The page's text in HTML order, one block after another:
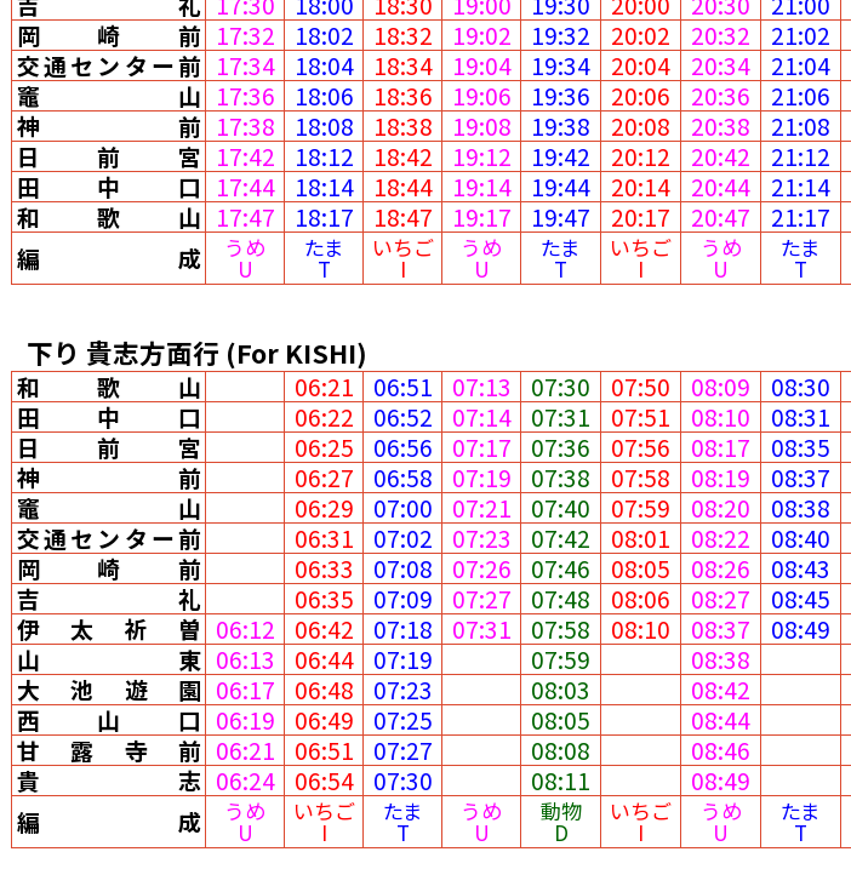
岡崎前 17:32 18:02 18:32 19:02 19:32 20:02 20:32 21:02
交通センター前 17:34 18:04 18:34 19:04 19:34 20:04 20:34 21:04
竈山 17:36 18:06 18:36 19:06 19:36 20:06 20:36 21:06
神前 17:38 18:08 18:38 19:08 19:38 20:08 20:38 21:08
日前宮 17:42 18:12 18:42 19:12 19:42 20:12 20:42 21:12
田中口 17:44 18:14 18:44 19:14 19:44 20:14 20:44 21:14
和歌山 17:47 18:17 18:47 19:17 19:47 20:17 20:47 21:17
編成
うめ
U
たま
T
いちご
I
うめ
U
たま
T
いちご
I
うめ
U
たま
T
下り 貴志方面行 (For KISHI)
和歌山 06:21 06:51 07:13 07:30 07:50 08:09 08:30
田中口
06:22 06:52 07:14 07:31 07:51 08:10 08:31
日前宮
06:25 06:56 07:17 07:36 07:56 08:17 08:35
神前
06:27 06:58 07:19 07:38 07:58 08:19 08:37
竈山
06:29 07:00 07:21 07:40 07:59 08:20 08:38
交通センター前
06:31 07:02 07:23 07:42 08:01 08:22 08:40
岡崎前
06:33 07:08 07:26 07:46 08:05 08:26 08:43
吉礼
06:35 07:09 07:27 07:48 08:06 08:27 08:45
伊太祈曽 06:12 06:42 07:18 07:31 07:58 08:10 08:37 08:49
山東 06:13 06:44 07:19 07:59 08:38
大池遊園 06:17 06:48 07:23 08:03 08:42
西山口 06:19 06:49 07:25 08:05 08:44
甘露寺前 06:21 06:51 07:27 08:08 08:46
貴志 06:24 06:54 07:30 08:11 08:49
編成
うめ
U
いちご
I
たま
T
うめ
U
動物
D
いちご
I
うめ
U
たま
T